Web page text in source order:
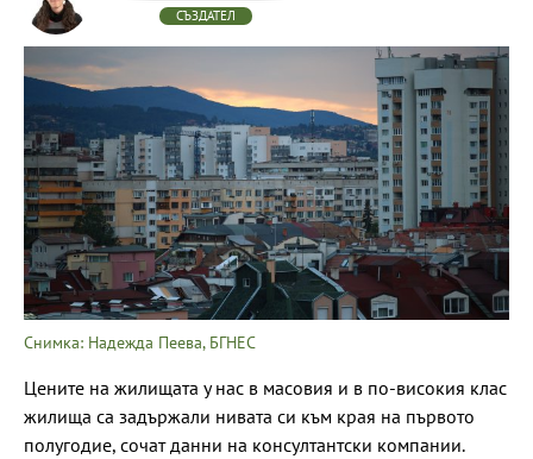
СЪЗДАТЕЛ
Снимка: Надежда Пеева, БГНЕС
Цените на жилищата у нас в масовия и в по-високия клас
жилища са задържали нивата си към края на първото
полугодие, сочат данни на консултантски компании.